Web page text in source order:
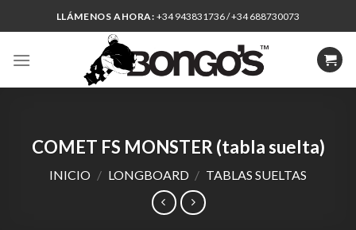
to
LLÁMENOS AHORA:+34 943831736 / +34 688730073
COMET FS MONSTER (tabla suelta)
INICIO / LONGBOARD / TABLAS SUELTAS